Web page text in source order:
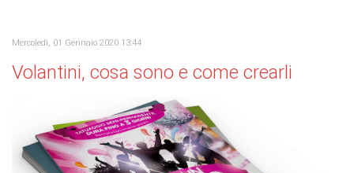
Mercoledì, 01 Gennaio 2020 13:44
Volantini, cosa sono e come crearli